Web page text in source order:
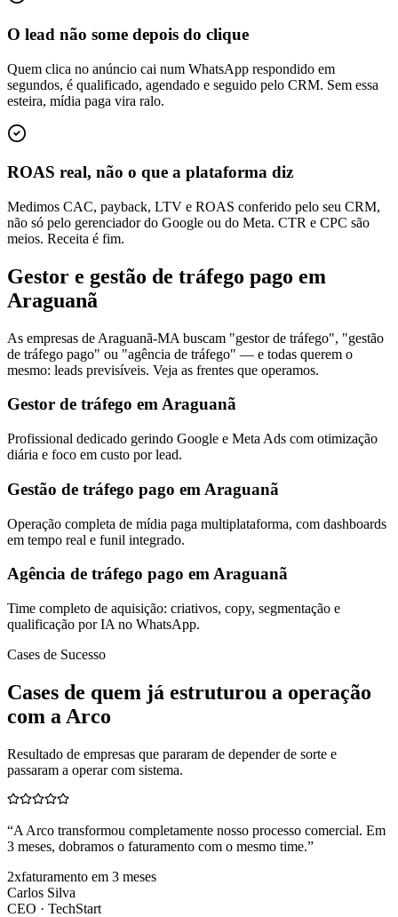
O lead não some depois do clique
Quem clica no anúncio cai num WhatsApp respondido em
segundos, é qualificado, agendado e seguido pelo CRM. Sem essa
esteira, mídia paga vira ralo.
ROAS real, não o que a plataforma diz
Medimos CAC, payback, LTV e ROAS conferido pelo seu CRM,
não só pelo gerenciador do Google ou do Meta. CTR e CPC são
meios. Receita é fim.
Gestor e gestão de tráfego pago em
Araguanã
As empresas de Araguanã-MA buscam "gestor de tráfego", "gestão
de tráfego pago" ou "agência de tráfego" — e todas querem o
mesmo: leads previsíveis. Veja as frentes que operamos.
Gestor de tráfego em Araguanã
Profissional dedicado gerindo Google e Meta Ads com otimização
diária e foco em custo por lead.
Gestão de tráfego pago em Araguanã
Operação completa de mídia paga multiplataforma, com dashboards
em tempo real e funil integrado.
Agência de tráfego pago em Araguanã
Time completo de aquisição: criativos, copy, segmentação e
qualificação por IA no WhatsApp.
Cases de Sucesso
Cases de quem já estruturou a operação
com a Arco
Resultado de empresas que pararam de depender de sorte e
passaram a operar com sistema.
“A Arco transformou completamente nosso processo comercial. Em
3 meses, dobramos o faturamento com o mesmo time.”
2xfaturamento em 3 meses
Carlos Silva
CEO · TechStart